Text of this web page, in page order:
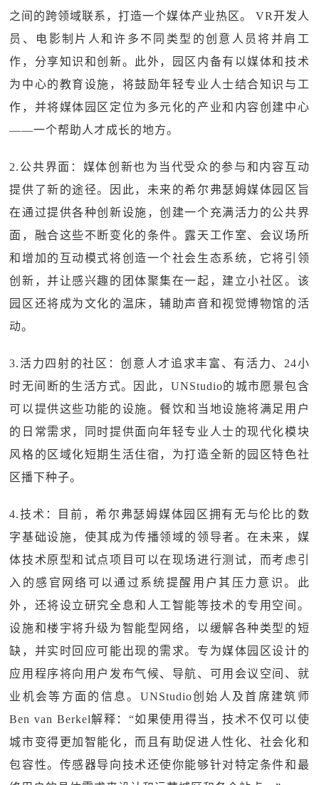
之间的跨领域联系，打造一个媒体产业热区。 VR开发人
员、电影制片人和许多不同类型的创意人员将并肩工
作，分享知识和创新。此外，园区内备有以媒体和技术
为中心的教育设施，将鼓励年轻专业人士结合知识与工
作，并将媒体园区定位为多元化的产业和内容创建中心
——一个帮助人才成长的地方。
2.公共界面：媒体创新也为当代受众的参与和内容互动
提供了新的途径。因此，未来的希尔弗瑟姆媒体园区旨
在通过提供各种创新设施，创建一个充满活力的公共界
面，融合这些不断变化的条件。露天工作室、会议场所
和增加的互动模式将创造一个社会生态系统，它将引领
创新，并让感兴趣的团体聚集在一起，建立小社区。该
园区还将成为文化的温床，辅助声音和视觉博物馆的活
动。
3.活力四射的社区：创意人才追求丰富、有活力、24小
时无间断的生活方式。因此，UNStudio的城市愿景包含
可以提供这些功能的设施。餐饮和当地设施将满足用户
的日常需求，同时提供面向年轻专业人士的现代化模块
风格的区域化短期生活住宿，为打造全新的园区特色社
区播下种子。
4.技术：目前，希尔弗瑟姆媒体园区拥有无与伦比的数
字基础设施，使其成为传播领域的领导者。在未来，媒
体技术原型和试点项目可以在现场进行测试，而考虑引
入的感官网络可以通过系统提醒用户其压力意识。此
外，还将设立研究全息和人工智能等技术的专用空间。
设施和楼宇将升级为智能型网络，以缓解各种类型的短
缺，并实时回应可能出现的需求。专为媒体园区设计的
应用程序将向用户发布气候、导航、可用会议空间、就
业机会等方面的信息。UNStudio创始人及首席建筑师
Ben van Berkel解释：“如果使用得当，技术不仅可以使
城市变得更加智能化，而且有助促进人性化、社会化和
包容性。传感器导向技术还使你能够针对特定条件和最